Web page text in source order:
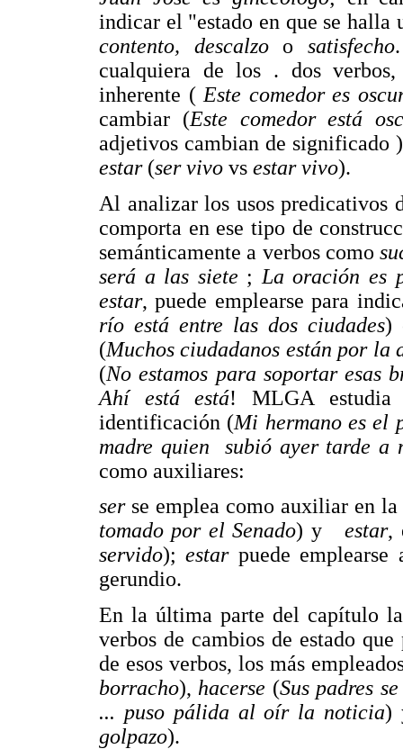
indicar el "estado en que se halla
contento, descalzo osatisfecho
cualquiera de los . dos
inherente ( Este comedor es
cambiar (Este comedor está
adjetivos cambian de significado
estar (ser vivo vs estar vivo).
Al analizar los usos predicativos
comporta en ese tipo de
semánticamente a verbos como
será a las siete ; La oración es
estar, puede emplearse para
río está entre las dos ciudades)
(Muchos ciudadanos están por
(No estamos para soportar esas
Ahí está está! MLGA estudia
identificación (Mi hermano es el
madre quien subió ayer tarde a
como auxiliares:
ser se emplea como auxiliar en
tomado por el Senado) yestar,
servido);estar puede
gerundio.
En la última parte del capítulo
verbos de cambios de estado
de esos verbos, los más
borracho), hacerse (Sus padres
... puso pálida al oír la noticia)
golpazo).